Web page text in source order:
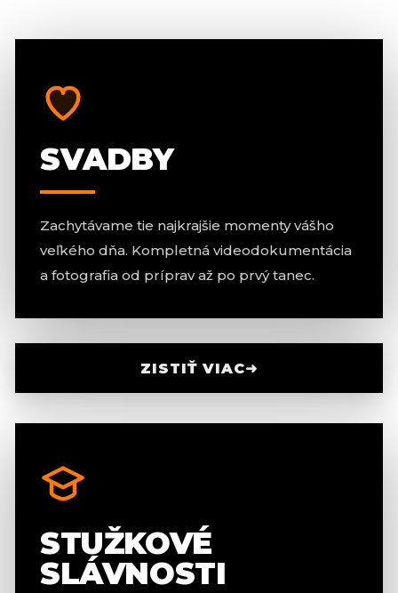
SVADBY
Zachytávame tie najkrajšie momenty vášho
veľkého dňa. Kompletná videodokumentácia
a fotografia od príprav až po prvý tanec.
ZISTIŤ VIAC➜
STUŽKOVÉ
SLÁVNOSTI